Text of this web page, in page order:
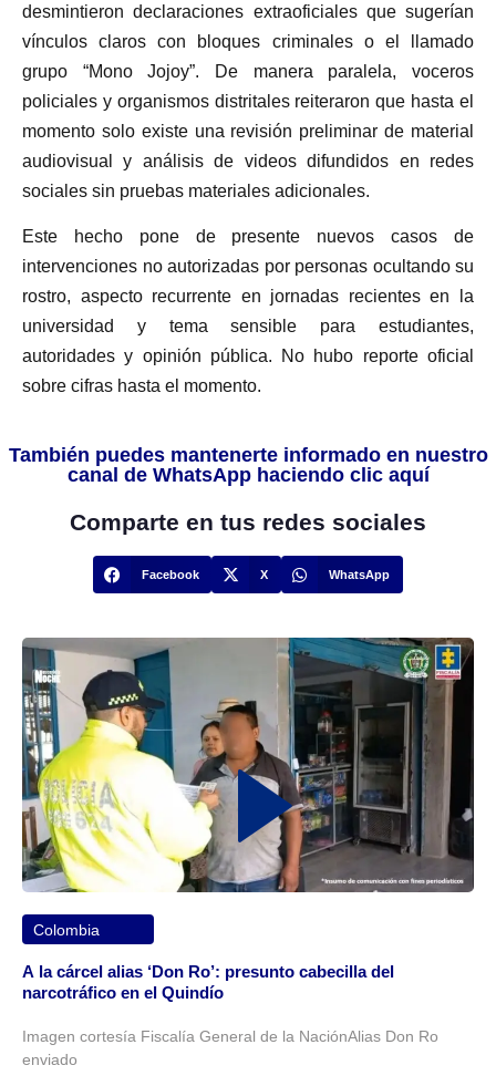
desmintieron declaraciones extraoficiales que sugerían
vínculos claros con bloques criminales o el llamado
grupo “Mono Jojoy”. De manera paralela, voceros
policiales y organismos distritales reiteraron que hasta el
momento solo existe una revisión preliminar de material
audiovisual y análisis de videos difundidos en redes
sociales sin pruebas materiales adicionales.
Este hecho pone de presente nuevos casos de
intervenciones no autorizadas por personas ocultando su
rostro, aspecto recurrente en jornadas recientes en la
universidad y tema sensible para estudiantes,
autoridades y opinión pública. No hubo reporte oficial
sobre cifras hasta el momento.
También puedes mantenerte informado en nuestro
canal de WhatsApp haciendo clic aquí
Comparte en tus redes sociales
Facebook X WhatsApp
Colombia
A la cárcel alias ‘Don Ro’: presunto cabecilla del
narcotráfico en el Quindío
Imagen cortesía Fiscalía General de la NaciónAlias Don Ro
enviado